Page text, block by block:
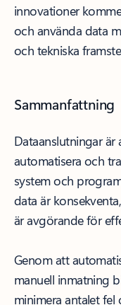
innovationer
och använda data
och tekniska
Sammanfattning
Dataanslutningar
automatisera och
system och
data är
är avgörande för
Genom att
manuell inmatning
minimera antalet